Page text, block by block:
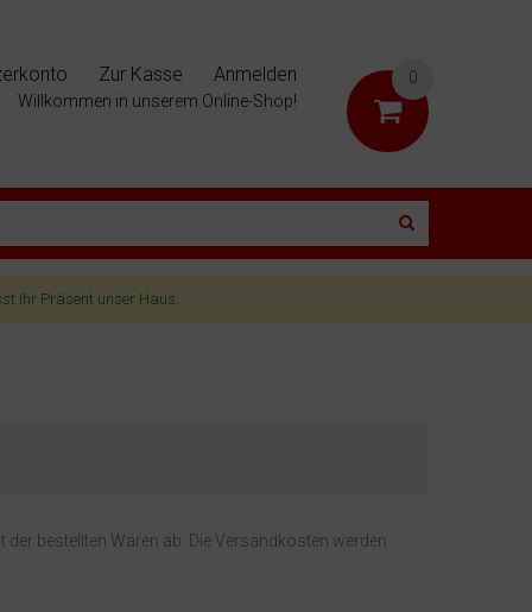
0
Willkommen in unserem Online-Shop!
Zur Kasse Anmelden
Ihr Präsent unser Haus.
bestellten Waren ab. Die Versandkosten werden